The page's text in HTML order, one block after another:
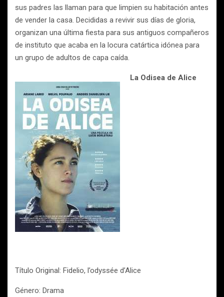
sus padres las llaman para que limpien su habitación antes
de vender la casa. Decididas a revivir sus días de gloria,
organizan una última fiesta para sus antiguos compañeros
de instituto que acaba en la locura catártica idónea para
un grupo de adultos de capa caída.
La Odisea de Alice
Título Original: Fidelio, l’odyssée d’Alice
Género: Drama